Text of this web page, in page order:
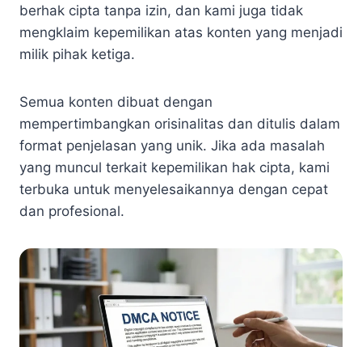
berhak cipta tanpa izin, dan kami juga tidak
mengklaim kepemilikan atas konten yang menjadi
milik pihak ketiga.
Semua konten dibuat dengan
mempertimbangkan orisinalitas dan ditulis dalam
format penjelasan yang unik. Jika ada masalah
yang muncul terkait kepemilikan hak cipta, kami
terbuka untuk menyelesaikannya dengan cepat
dan profesional.